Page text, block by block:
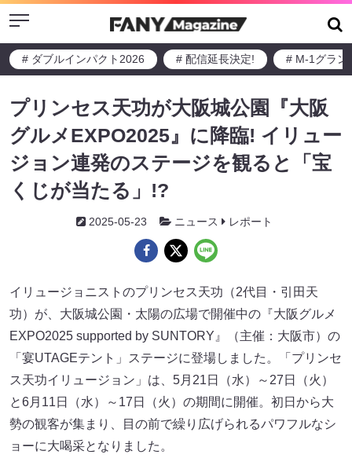
Menu
# ダブルインパクト2026 # 配信延長決定! # M-1グラン
プリンセス天功が大阪城公園『大阪
グルメEXPO2025』に降臨! イリュー
ジョン連発のステージを観ると「宝
くじが当たる」!?
2025-05-23 ニュース レポート
イリュージョニストのプリンセス天功（2代目・引田天
功）が、大阪城公園・太陽の広場で開催中の『大阪グルメ
EXPO2025 supported by SUNTORY』（主催：大阪市）の
「宴UTAGEテント」ステージに登場しました。「プリンセ
ス天功イリュージョン」は、5月21日（水）～27日（火）
と6月11日（水）～17日（火）の期間に開催。初日から大
勢の観客が集まり、目の前で繰り広げられるパワフルなシ
ョーに大喝采となりました。